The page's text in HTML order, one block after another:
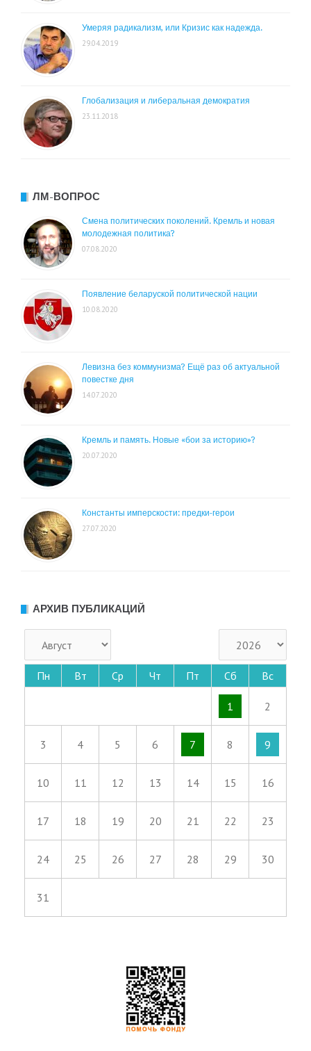
Умеряя радикализм, или Кризис как надежда.
29.04.2019
Глобализация и либеральная демократия
23.11.2018
ЛМ-ВОПРОС
Смена политических поколений. Кремль и новая
молодежная политика?
07.08.2020
Появление беларуской политической нации
10.08.2020
Левизна без коммунизма? Ещё раз об актуальной
повестке дня
14.07.2020
Кремль и память. Новые «бои за историю»?
20.07.2020
Константы имперскости: предки-герои
27.07.2020
АРХИВ ПУБЛИКАЦИЙ
Пн Вт Ср Чт Пт Сб Вс
1 2
3 4 5 6 7 8 9
10 11 12 13 14 15 16
17 18 19 20 21 22 23
24 25 26 27 28 29 30
31